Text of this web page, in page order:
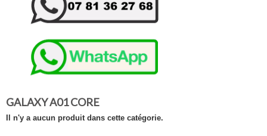
GALAXY A01 CORE
Il n'y a aucun produit dans cette catégorie.